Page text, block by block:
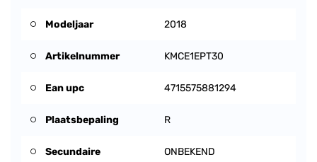
Modeljaar 2018
Artikelnummer KMCE1EPT30
Ean upc 4715575881294
Plaatsbepaling R
Secundaire
ONBEKEND